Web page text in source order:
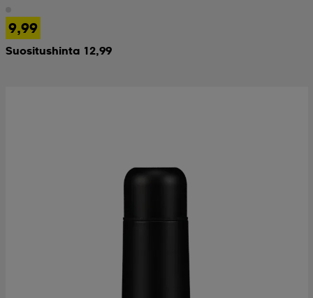
9,99
Suositushinta 12,99